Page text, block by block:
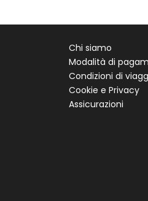
Chi siamo
Modalità di
Condizioni di
Cookie e Privacy
Assicurazioni